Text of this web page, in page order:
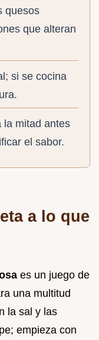
quesos
que alteran
si se cocina
la mitad antes
el sabor.
a lo que
es un juego de
una multitud
la sal y las
empieza con